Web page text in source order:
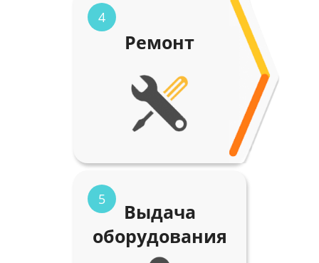
4
Ремонт
5
Выдача
оборудования